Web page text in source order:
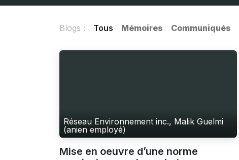
Blogs : Tous Mémoires Communiqués
Réseau Environnement inc., Malik Guelmi
(anien employé)
Mise en oeuvre d’une norme